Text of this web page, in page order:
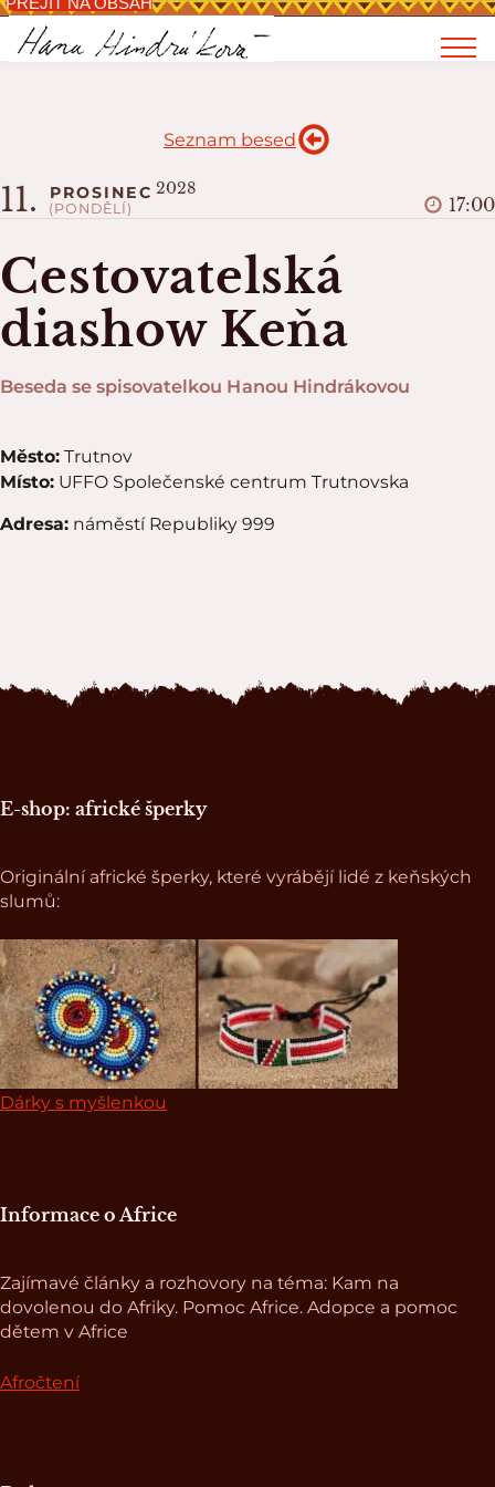
Seznam besed
Beseda se spisovatelkou Hanou Hindrákovou
Cestovatelská
diashow Keňa
11. PROSINEC
(PONDĚLÍ)
2028
17:00
Město: Trutnov
Místo: UFFO Společenské centrum Trutnovska
Adresa: náměstí Republiky 999
E-shop: africké šperky
Originální africké šperky, které vyrábějí lidé z keňských
slumů:
Dárky s myšlenkou
Informace o Africe
Zajímavé články a rozhovory na téma: Kam na
dovolenou do Afriky. Pomoc Africe. Adopce a pomoc
dětem v Africe
Afročtení